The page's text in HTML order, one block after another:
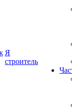
строитель